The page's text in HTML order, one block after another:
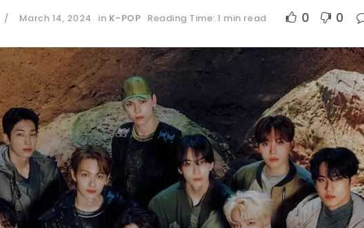
March 14, 2024 in K-POP Reading Time: 1 min read 0 0